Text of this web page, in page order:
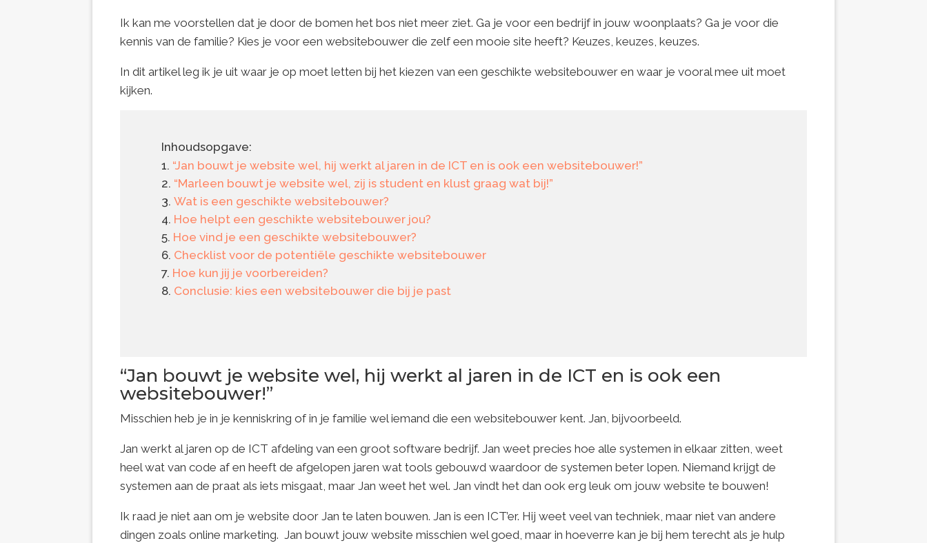
Ik kan me voorstellen dat je door de bomen het bos niet meer ziet. Ga je voor een bedrijf in jouw woonplaats? Ga je voor die
kennis van de familie? Kies je voor een websitebouwer die zelf een mooie site heeft? Keuzes, keuzes, keuzes.
In dit artikel leg ik je uit waar je op moet letten bij het kiezen van een geschikte websitebouwer en waar je vooral mee uit moet
kijken.
Inhoudsopgave:
“Jan bouwt je website wel, hij werkt al jaren in de ICT en is ook een websitebouwer!”
“Marleen bouwt je website wel, zij is student en klust graag wat bij!”
Wat is een geschikte websitebouwer?
Hoe helpt een geschikte websitebouwer jou?
Hoe vind je een geschikte websitebouwer?
Checklist voor de potentiële geschikte websitebouwer
Hoe kun jij je voorbereiden?
Conclusie: kies een websitebouwer die bij je past
“Jan bouwt je website wel, hij werkt al jaren in de ICT en is ook een
websitebouwer!”
Misschien heb je in je kenniskring of in je familie wel iemand die een websitebouwer kent. Jan, bijvoorbeeld.
Jan werkt al jaren op de ICT afdeling van een groot software bedrijf. Jan weet precies hoe alle systemen in elkaar zitten, weet
heel wat van code af en heeft de afgelopen jaren wat tools gebouwd waardoor de systemen beter lopen. Niemand krijgt de
systemen aan de praat als iets misgaat, maar Jan weet het wel. Jan vindt het dan ook erg leuk om jouw website te bouwen!
Ik raad je niet aan om je website door Jan te laten bouwen. Jan is een ICT’er. Hij weet veel van techniek, maar niet van andere
dingen zoals online marketing. Jan bouwt jouw website misschien wel goed, maar in hoeverre kan je bij hem terecht als je hulp